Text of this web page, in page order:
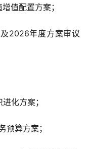
值配置方案；
2026年度方案审议
化方案；
预算方案；